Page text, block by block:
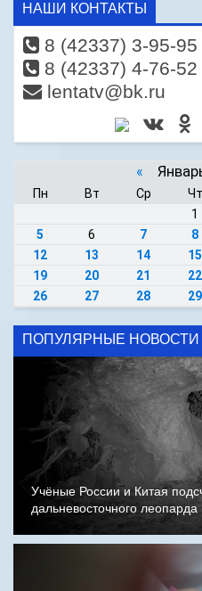
НАШИ КОНТАКТЫ
8 (42337) 3-95-95
8 (42337) 4-76-52
lentatv@bk.ru
«
Пн Вт Ср Чт
1
5
6 7 8
12
13 14 15
19
20 21 22
26
27 28 29
ПОПУЛЯРНЫЕ НОВОСТИ
Учёные России и Китая
дальневосточного леопарда